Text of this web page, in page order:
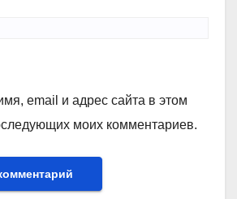
email и адрес сайта в этом
моих комментариев.